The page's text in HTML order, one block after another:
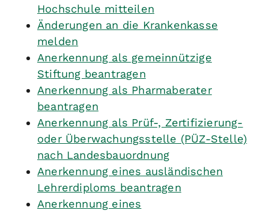
Hochschule mitteilen
Änderungen an die Krankenkasse
melden
Anerkennung als gemeinnützige
Stiftung beantragen
Anerkennung als Pharmaberater
beantragen
Anerkennung als Prüf-, Zertifizierung-
oder Überwachungsstelle (PÜZ-Stelle)
nach Landesbauordnung
Anerkennung eines ausländischen
Lehrerdiploms beantragen
Anerkennung eines